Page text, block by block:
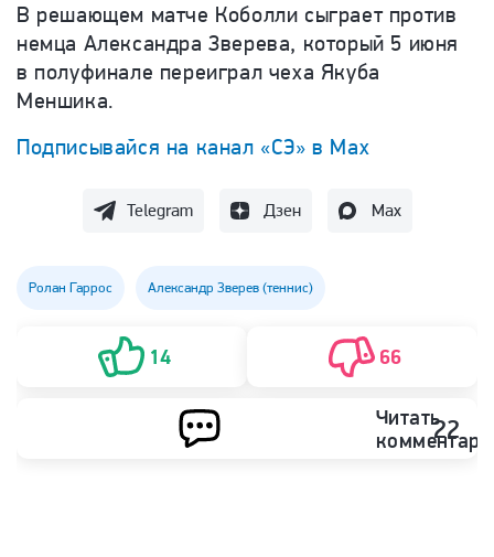
В решающем матче Коболли сыграет против
немца Александра Зверева, который 5 июня
в полуфинале переиграл чеха Якуба
Меншика.
Подписывайся на канал «СЭ» в Max
Telegram Дзен Max
Ролан Гаррос Александр Зверев (теннис)
14 66
Читать22